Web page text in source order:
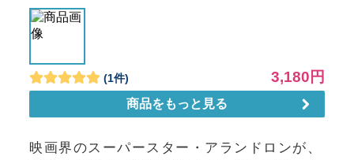
映画界のスーパースター・アランドロンが、